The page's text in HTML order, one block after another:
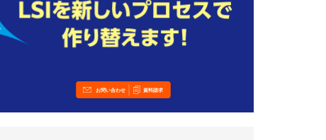
お問い合わせ